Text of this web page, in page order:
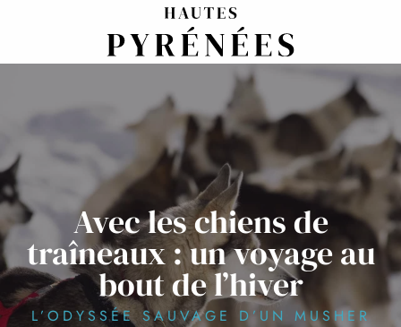
Avec les chiens de
traîneaux : un voyage au
bout de l’hiver
L’ODYSSÉE SAUVAGE D’UN MUSHER